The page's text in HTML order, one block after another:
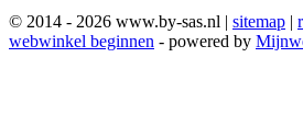
© 2014 - 2026 www.by-sas.nl | sitemap |
webwinkel beginnen - powered by